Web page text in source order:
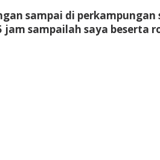
sampai di
sampailah saya beserta